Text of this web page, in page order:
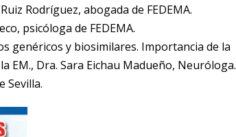
Rodríguez, abogada de FEDEMA.
psicóloga de FEDEMA.
genéricos y biosimilares. Importancia de la
EM., Dra. Sara Eichau Madueño, Neuróloga.
Sevilla.